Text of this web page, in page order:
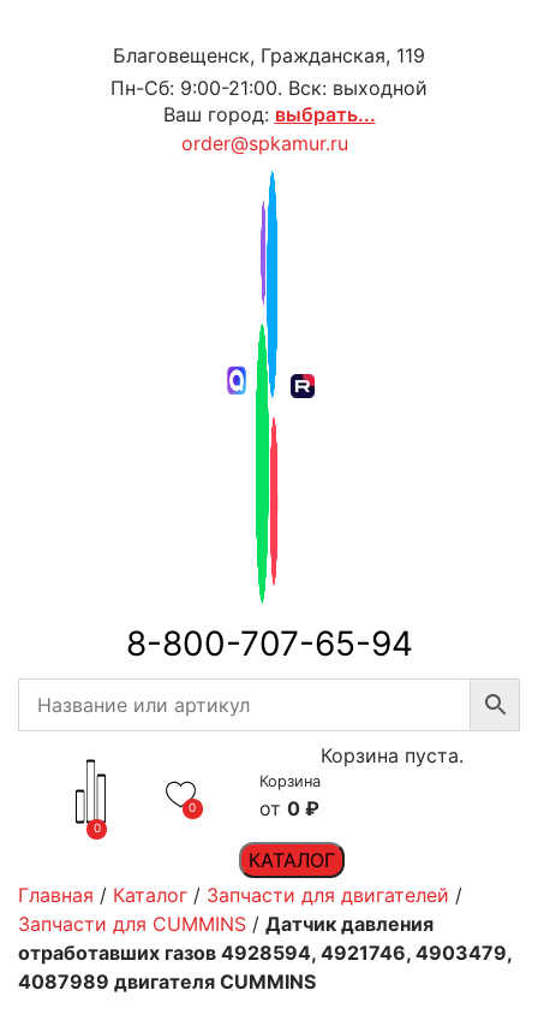
Благовещенск, Гражданская, 119
Пн-Сб: 9:00-21:00. Вск: выходной
Ваш город: выбрать...
order@spkamur.ru
8-800-707-65-94
0
0
Корзина
0 ₽
Корзина пуста.
КАТАЛОГ
Главная / Каталог / Запчасти для двигателей /
Запчасти для CUMMINS / Датчик давления
отработавших газов 4928594, 4921746, 4903479,
4087989 двигателя CUMMINS